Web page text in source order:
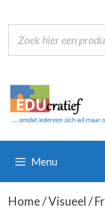
naar
inhoud
Menu
Home/Visueel/